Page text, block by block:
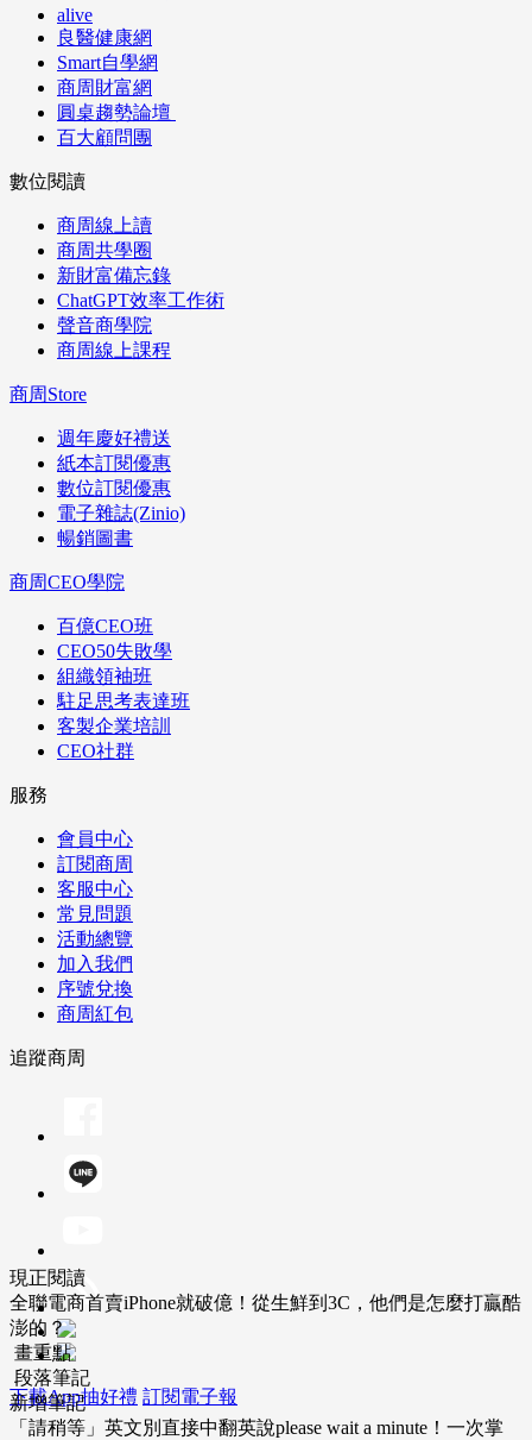
alive
良醫健康網
Smart自學網
商周財富網
圓桌趨勢論壇
百大顧問團
數位閱讀
商周線上讀
商周共學圈
新財富備忘錄
ChatGPT效率工作術
聲音商學院
商周線上課程
商周Store
週年慶好禮送
紙本訂閱優惠
數位訂閱優惠
電子雜誌(Zinio)
暢銷圖書
商周CEO學院
百億CEO班
CEO50失敗學
組織領袖班
駐足思考表達班
客製企業培訓
CEO社群
服務
會員中心
訂閱商周
客服中心
常見問題
活動總覽
加入我們
序號兌換
商周紅包
追蹤商周
下載App抽好禮 訂閱電子報
現正閱讀
全聯電商首賣iPhone就破億！從生鮮到3C，他們是怎麼打贏酷
澎的？
畫重點
段落筆記
新增筆記
「請稍等」英文別直接中翻英說please wait a minute！一次掌